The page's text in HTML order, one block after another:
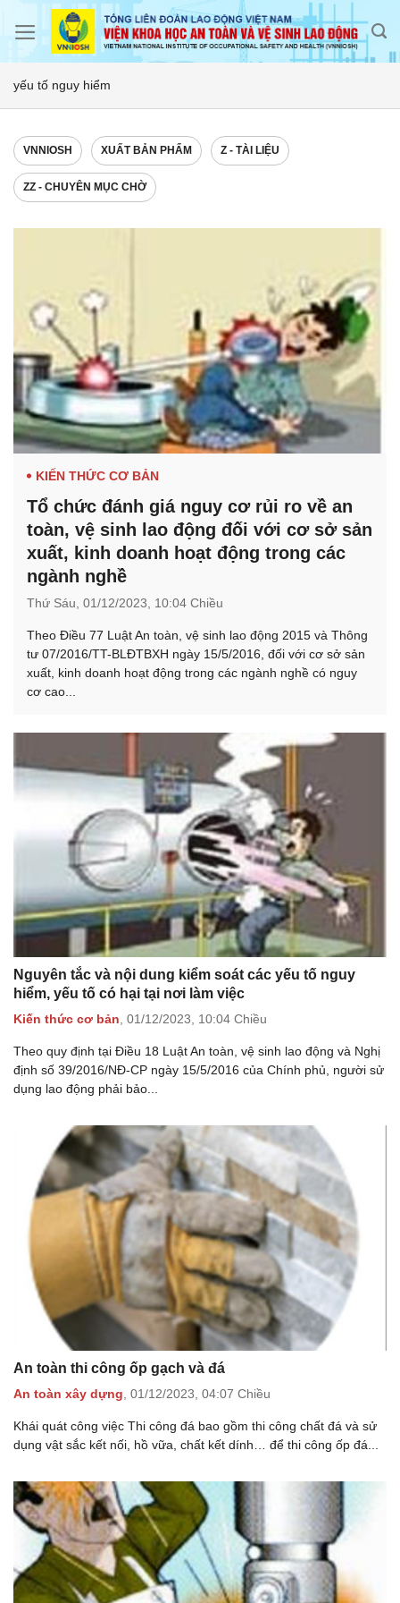
yếu tố nguy hiểm
VNNIOSH XUẤT BẢN PHẨM Z - TÀI LIỆU
ZZ - CHUYÊN MỤC CHỜ
KIẾN THỨC CƠ BẢN
Tổ chức đánh giá nguy cơ rủi ro về an
toàn, vệ sinh lao động đối với cơ sở sản
xuất, kinh doanh hoạt động trong các
ngành nghề
Thứ Sáu, 01/12/2023, 10:04 Chiều
Theo Điều 77 Luật An toàn, vệ sinh lao động 2015 và Thông
tư 07/2016/TT-BLĐTBXH ngày 15/5/2016, đối với cơ sở sản
xuất, kinh doanh hoạt động trong các ngành nghề có nguy
cơ cao...
Nguyên tắc và nội dung kiểm soát các yếu tố nguy
hiểm, yếu tố có hại tại nơi làm việc
Kiến thức cơ bản, 01/12/2023, 10:04 Chiều
Theo quy định tại Điều 18 Luật An toàn, vệ sinh lao động và Nghị
định số 39/2016/NĐ-CP ngày 15/5/2016 của Chính phủ, người sử
dụng lao động phải bảo...
An toàn thi công ốp gạch và đá
An toàn xây dựng, 01/12/2023, 04:07 Chiều
Khái quát công việc Thi công đá bao gồm thi công chất đá và sử
dụng vật sắc kết nối, hồ vữa, chất kết dính… để thi công ốp đá...